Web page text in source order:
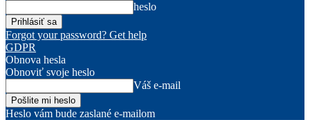
heslo
Forgot your password? Get help
GDPR
Obnova hesla
Obnoviť svoje heslo
Váš e-mail
Heslo vám bude zaslané e-mailom